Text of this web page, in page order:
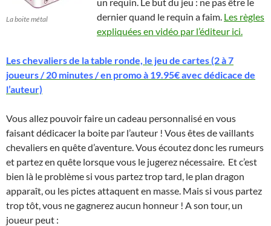
La boite métal
dernier quand le requin a faim. Les règles
expliquées en vidéo par l’éditeur ici.
Les chevaliers de la table ronde, le jeu de cartes (2 à 7
joueurs / 20 minutes / en promo à 19.95€ avec dédicace de
l’auteur)
Vous allez pouvoir faire un cadeau personnalisé en vous
faisant dédicacer la boite par l’auteur ! Vous êtes de vaillants
chevaliers en quête d’aventure. Vous écoutez donc les rumeurs
et partez en quête lorsque vous le jugerez nécessaire. Et c’est
bien là le problème si vous partez trop tard, le plan dragon
apparaît, ou les pictes attaquent en masse. Mais si vous partez
trop tôt, vous ne gagnerez aucun honneur ! A son tour, un
joueur peut :